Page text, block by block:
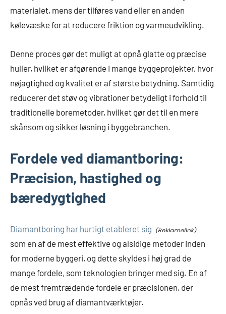
materialet, mens der tilføres vand eller en anden
kølevæske for at reducere friktion og varmeudvikling.
Denne proces gør det muligt at opnå glatte og præcise
huller, hvilket er afgørende i mange byggeprojekter, hvor
nøjagtighed og kvalitet er af største betydning. Samtidig
reducerer det støv og vibrationer betydeligt i forhold til
traditionelle boremetoder, hvilket gør det til en mere
skånsom og sikker løsning i byggebranchen.
Fordele ved diamantboring:
Præcision, hastighed og
bæredygtighed
Diamantboring har hurtigt etableret sig
som en af de mest effektive og alsidige metoder inden
for moderne byggeri, og dette skyldes i høj grad de
mange fordele, som teknologien bringer med sig. En af
de mest fremtrædende fordele er præcisionen, der
opnås ved brug af diamantværktøjer.